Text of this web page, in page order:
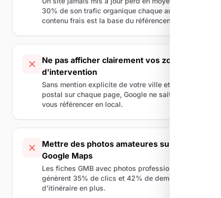
30% de son trafic organique chaque année. Le
contenu frais est la base du référencement.
Ne pas afficher clairement vos zones
d'intervention
Sans mention explicite de votre ville et code
postal sur chaque page, Google ne sait pas où
vous référencer en local.
Mettre des photos amateures sur
Google Maps
Les fiches GMB avec photos professionnelles
génèrent 35% de clics et 42% de demandes
d'itinéraire en plus.